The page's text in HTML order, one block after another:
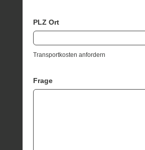
PLZ Ort
Transportkosten anfordern
Frage